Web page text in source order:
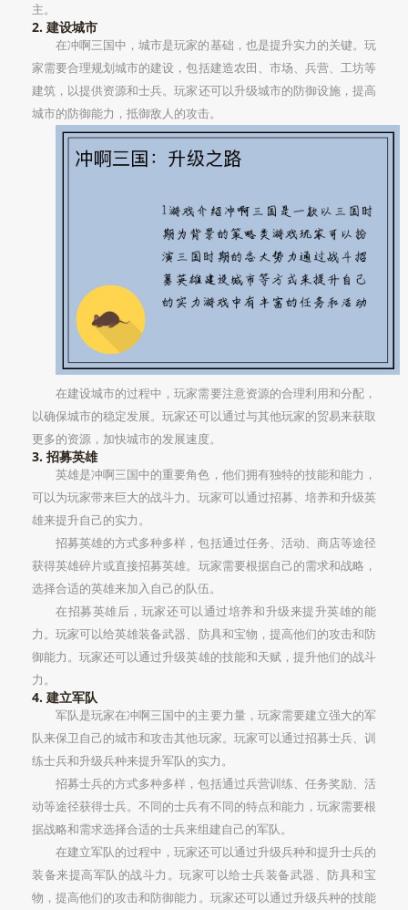
主。
2. 建设城市
在冲啊三国中，城市是玩家的基础，也是提升实力的关键。玩
家需要合理规划城市的建设，包括建造农田、市场、兵营、工坊等
建筑，以提供资源和士兵。玩家还可以升级城市的防御设施，提高
城市的防御能力，抵御敌人的攻击。
在建设城市的过程中，玩家需要注意资源的合理利用和分配，
以确保城市的稳定发展。玩家还可以通过与其他玩家的贸易来获取
更多的资源，加快城市的发展速度。
3. 招募英雄
英雄是冲啊三国中的重要角色，他们拥有独特的技能和能力，
可以为玩家带来巨大的战斗力。玩家可以通过招募、培养和升级英
雄来提升自己的实力。
招募英雄的方式多种多样，包括通过任务、活动、商店等途径
获得英雄碎片或直接招募英雄。玩家需要根据自己的需求和战略，
选择合适的英雄来加入自己的队伍。
在招募英雄后，玩家还可以通过培养和升级来提升英雄的能
力。玩家可以给英雄装备武器、防具和宝物，提高他们的攻击和防
御能力。玩家还可以通过升级英雄的技能和天赋，提升他们的战斗
力。
4. 建立军队
军队是玩家在冲啊三国中的主要力量，玩家需要建立强大的军
队来保卫自己的城市和攻击其他玩家。玩家可以通过招募士兵、训
练士兵和升级兵种来提升军队的实力。
招募士兵的方式多种多样，包括通过兵营训练、任务奖励、活
动等途径获得士兵。不同的士兵有不同的特点和能力，玩家需要根
据战略和需求选择合适的士兵来组建自己的军队。
在建立军队的过程中，玩家还可以通过升级兵种和提升士兵的
装备来提高军队的战斗力。玩家可以给士兵装备武器、防具和宝
物，提高他们的攻击和防御能力。玩家还可以通过升级兵种的技能